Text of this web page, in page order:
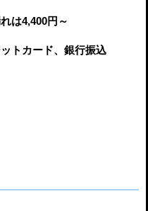
は4,400円～
トカード、銀行振込